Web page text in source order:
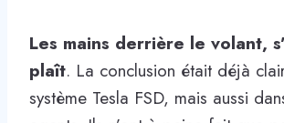
Les mains derrière le volant,
plaît. La conclusion était déjà
système Tesla FSD, mais aussi